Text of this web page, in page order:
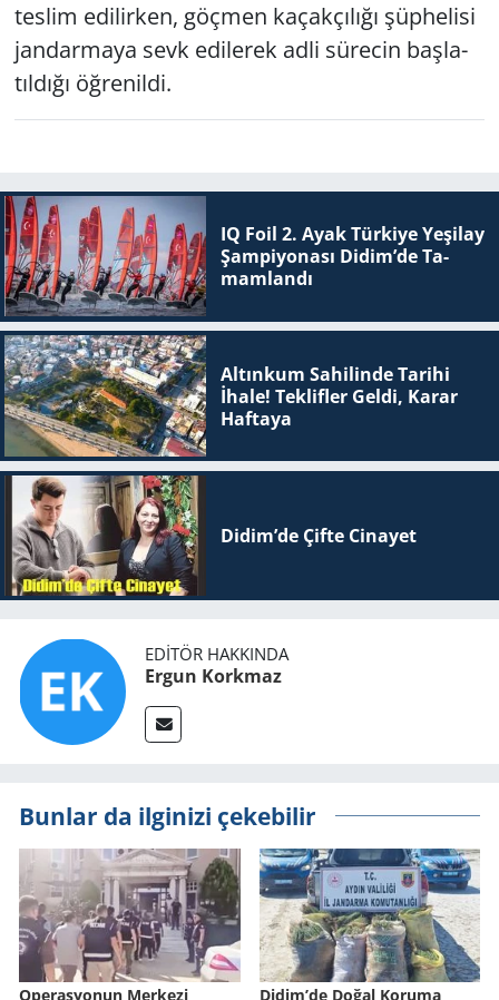
tes­lim edi­lir­ken, göç­men ka­çak­çı­lı­ğı şüp­he­li­si
jan­dar­ma­ya sevk edi­le­rek adli sü­re­cin baş­la­
tıl­dı­ğı öğ­re­nil­di.
IQ Foil 2. Ayak Tür­ki­ye Ye­şi­lay
Şam­pi­yo­na­sı Didim’de Ta­
mam­lan­dı
Altınkum Sahilinde Tarihi
İhale! Teklifler Geldi, Karar
Haftaya
Didim’de Çifte Ci­na­yet
EDITÖR HAKKINDA
Ergun Korkmaz
Bunlar da ilginizi çekebilir
Ope­ras­yo­nun Mer­ke­zi Didim’de Doğal Ko­ru­ma